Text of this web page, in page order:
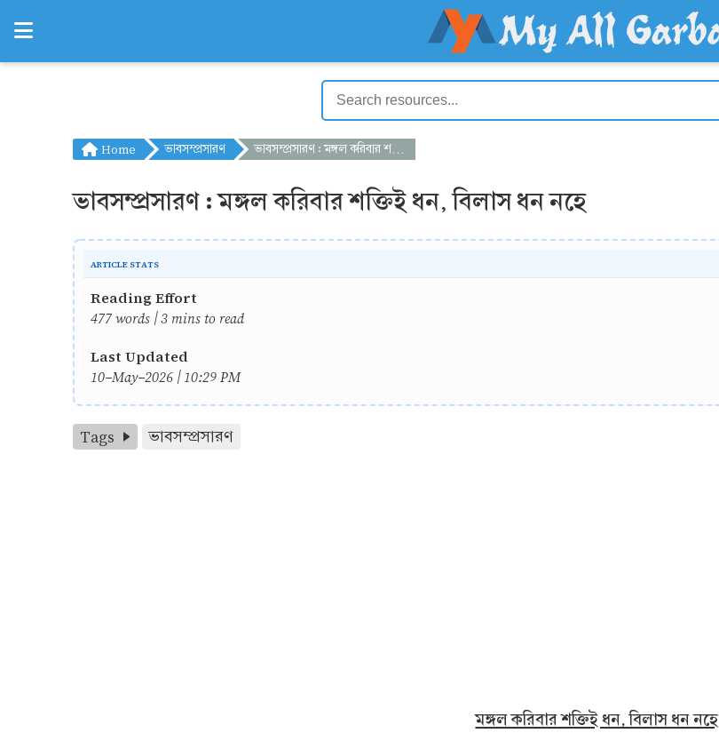
Home ভাবসম্প্রসারণ ভাবসম্প্রসারণ : মঙ্গল করিবার শক্তিই ধন, বিলাস ধন নহে
ভাবসম্প্রসারণ : মঙ্গল করিবার শক্তিই ধন, বিলাস ধন নহে
ARTICLE STATS
Reading Effort
477 words | 3 mins to read
Last Updated
10-May-2026 | 10:29 PM
Tags ভাবসম্প্রসারণ
মঙ্গল করিবার শক্তিই ধন, বিলাস ধন নহে